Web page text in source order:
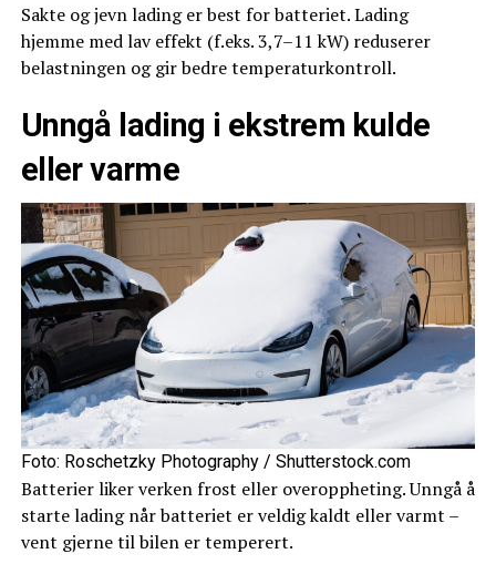
Sakte og jevn lading er best for batteriet. Lading
hjemme med lav effekt (f.eks. 3,7–11 kW) reduserer
belastningen og gir bedre temperaturkontroll.
Unngå lading i ekstrem kulde
eller varme
Foto: Roschetzky Photography / Shutterstock.com
Batterier liker verken frost eller overoppheting. Unngå å
starte lading når batteriet er veldig kaldt eller varmt –
vent gjerne til bilen er temperert.